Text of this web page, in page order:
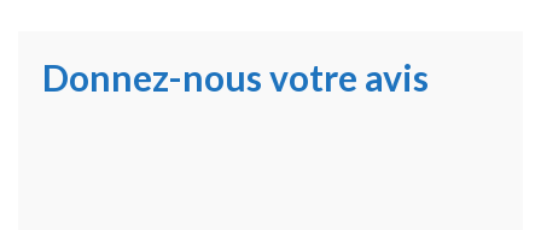
Donnez-nous votre avis